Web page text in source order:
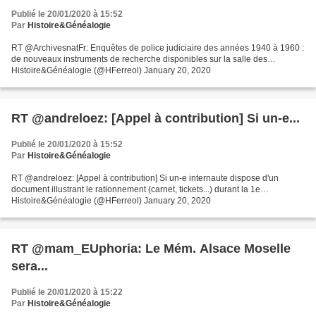
Publié le 20/01/2020 à 15:52
Par Histoire&Généalogie
RT @ArchivesnatFr: Enquêtes de police judiciaire des années 1940 à 1960 :
de nouveaux instruments de recherche disponibles sur la salle des…
Histoire&Généalogie (@HFerreol) January 20, 2020
RT @andreloez: [Appel à contribution] Si un-e...
Publié le 20/01/2020 à 15:52
Par Histoire&Généalogie
RT @andreloez: [Appel à contribution] Si un-e internaute dispose d'un
document illustrant le rationnement (carnet, tickets...) durant la 1e…
Histoire&Généalogie (@HFerreol) January 20, 2020
RT @mam_EUphoria: Le Mém. Alsace Moselle
sera...
Publié le 20/01/2020 à 15:22
Par Histoire&Généalogie